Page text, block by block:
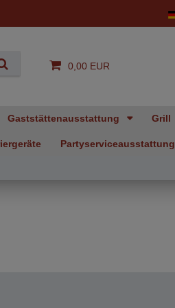
0,00 EUR
Gaststättenausstattung Grill
Partyserviceausstattung